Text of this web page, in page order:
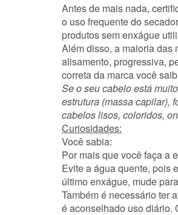
Antes de mais nada,
o uso frequente do
produtos sem enxágue
Além disso, a maioria das
alisamento, progressiva,
correta da marca você
Se o seu cabelo está
estrutura (massa capilar),
cabelos lisos, coloridos,
Curiosidades:
Você sabia:
Por mais que você faça a
Evite a água quente, pois
último enxágue, mude
Também é necessário ter
é aconselhado uso diário.